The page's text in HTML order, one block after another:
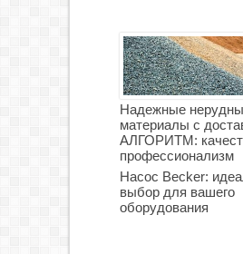
Надежные
материалы с
АЛГОРИТМ:
профессионализм
Насос Becker:
выбор для вашего
оборудования